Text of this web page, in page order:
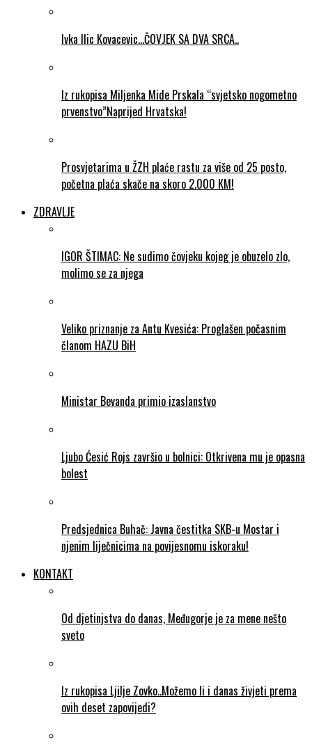
Ivka Ilic Kovacevic…ČOVJEK SA DVA SRCA..
Iz rukopisa Miljenka Mide Prskala “svjetsko nogometno
prvenstvo”Naprijed Hrvatska!
Prosvjetarima u ŽZH plaće rastu za više od 25 posto,
početna plaća skače na skoro 2.000 KM!
ZDRAVLJE
IGOR ŠTIMAC: Ne sudimo čovjeku kojeg je obuzelo zlo,
molimo se za njega
Veliko priznanje za Antu Kvesića: Proglašen počasnim
članom HAZU BiH
Ministar Bevanda primio izaslanstvo
Ljubo Ćesić Rojs završio u bolnici: Otkrivena mu je opasna
bolest
Predsjednica Buhač: Javna čestitka SKB-u Mostar i
njenim liječnicima na povijesnomu iskoraku!
KONTAKT
Od djetinjstva do danas, Međugorje je za mene nešto
sveto
Iz rukopisa Ljilje Zovko..Možemo li i danas živjeti prema
ovih deset zapovijedi?